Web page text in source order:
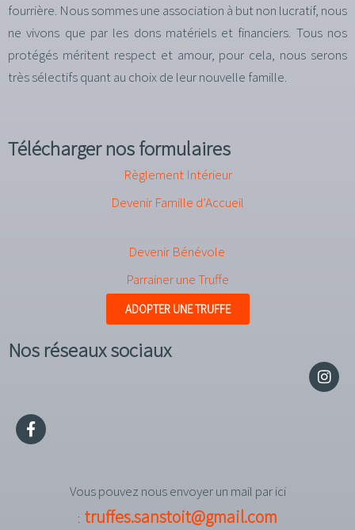
fourrière. Nous sommes une association à but non lucratif, nous
ne vivons que par les dons matériels et financiers. Tous nos
protégés méritent respect et amour, pour cela, nous serons
très sélectifs quant au choix de leur nouvelle famille.
Télécharger nos formulaires
Règlement Intérieur
Devenir Famille d’Accueil
Devenir Bénévole
Parrainer une Truffe
ADOPTER UNE TRUFFE
Nos réseaux sociaux
Vous pouvez nous envoyer un mail par ici
: truffes.sanstoit@gmail.com